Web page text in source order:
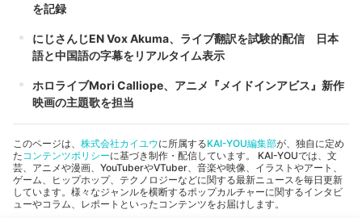
を記録
にじさんじEN Vox Akuma、ライブ翻訳を試験的配信 日本
語と中国語の字幕をリアルタイム表示
ホロライブMori Calliope、アニメ『メイドインアビス』新作
映画の主題歌を担当
このページは、 株式会社カイユウに所属するKAI-YOU編集部が、独自に定め
たコンテンツポリシーに基づき制作・配信しています。 KAI-YOUでは、文
芸、アニメや漫画、YouTuberやVTuber、音楽や映像、イラストやアート、
ゲーム、ヒップホップ、テクノロジーなどに関する最新ニュースを毎日更新
しています。様々なジャンルを横断するポップカルチャーに関するインタビ
ューやコラム、レポートといったコンテンツをお届けします。